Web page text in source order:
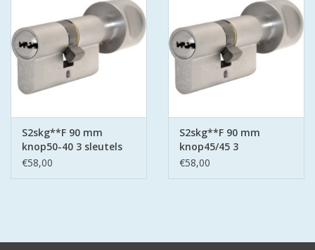
S2skg**F 90 mm
knop50-40 3 sleutels
€58,00
S2skg**F 90 mm
knop45/45 3
keersleutels
€58,00